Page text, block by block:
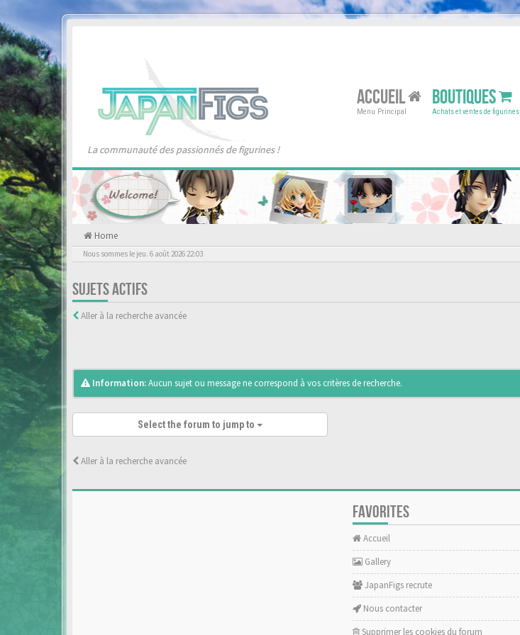
La communauté des passionnés de figurines !
ACCUEIL
Menu Principal
BOUTIQUES
Achats et ventes de figurines
Home
Nous sommes le jeu. 6 août 2026 22:03
SUJETS ACTIFS
Aller à la recherche avancée
Information:Aucun sujet ou message ne correspond à vos critères de recherche.
Select the forum to jump to
Aller à la recherche avancée
FAVORITES
Accueil
Gallery
JapanFigs recrute
Nous contacter
Supprimer les cookies du forum